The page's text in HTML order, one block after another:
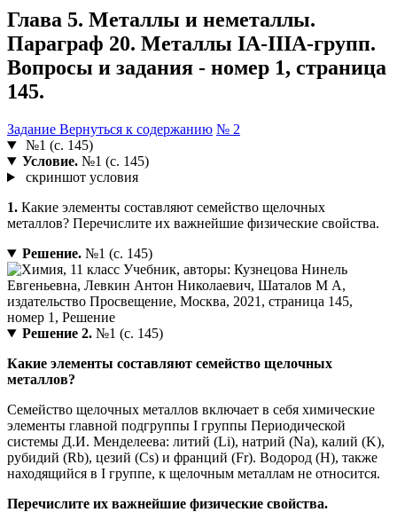
Глава 5. Металлы и неметаллы.
Параграф 20. Металлы ІА-ІIIА-групп.
Вопросы и задания - номер 1, страница
145.
Задание Вернуться к содержанию № 2
№1 (с. 145)
Условие.№1 (с. 145)
скриншот условия
1. Какие элементы составляют семейство щелочных
металлов? Перечислите их важнейшие физические свойства.
Решение.№1 (с. 145)
Решение 2.№1 (с. 145)
Какие элементы составляют семейство щелочных
металлов?
Семейство щелочных металлов включает в себя химические
элементы главной подгруппы I группы Периодической
системы Д.И. Менделеева: литий (Li), натрий (Na), калий (K),
рубидий (Rb), цезий (Cs) и франций (Fr). Водород (H), также
находящийся в I группе, к щелочным металлам не относится.
Перечислите их важнейшие физические свойства.